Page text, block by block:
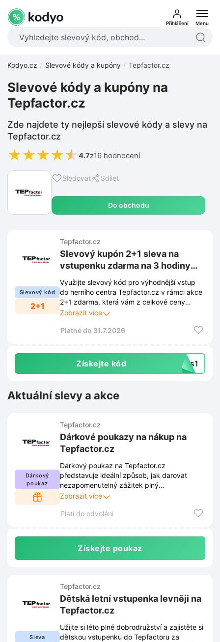
Přihlášení Menu
Kodyo.cz Slevové kódy a kupóny Tepfactor.cz
Sledovat Sdílet
Do obchodu
Slevové kódy a kupóny na
Tepfactor.cz
Zde najdete ty nejlepší slevové kódy a slevy na
Tepfactor.cz
★★★★★ 4.7z16 hodnocení
Slevový kód
2+1
Tepfactor.cz
Slevový kupón 2+1 sleva na
vstupenku zdarma na 3 hodiny
hry Boyard na Tepfactor.cz
Využijte slevový kód pro výhodnější vstup
do herního centra Tepfactor.cz v rámci akce
2+1 zdarma, která vám z celkové ceny
odečte 33%. Při rezervaci tří vstupenek na 3
Zobrazit více
Platné do 31.7.2026
Získejte kód lus1
Aktuální slevy a akce
Dárkový
poukaz
Tepfactor.cz
Dárkové poukazy na nákup na
Tepfactor.cz
Dárkový poukaz na Tepfactor.cz
představuje ideální způsob, jak darovat
nezapomenutelný zážitek plný
dobrodružství. Obdarovaní si díky tomuto
hry přesně podle vlastních preferencí.
Zobrazit více
Platí do odvolání
Získejte poukaz
Sleva
Tepfactor.cz
Dětská letní vstupenka levněji na
Tepfactor.cz
Užijte si léto plné dobrodružství a zajistěte si
dětskou vstupenku do Tepfactoru za